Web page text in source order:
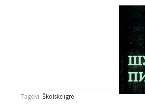
Tagovi: Školske igre